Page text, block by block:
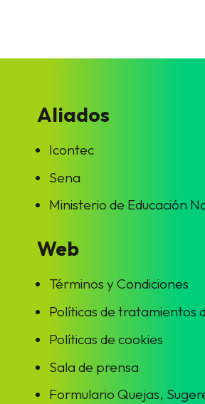
Aliados
Icontec
Sena
Ministerio de Educación
Web
Términos y Condiciones
Políticas de tratamientos
Políticas de cookies
Sala de prensa
Formulario Quejas,